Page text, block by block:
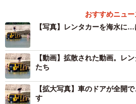
おすすめニュー
【写真】レンタカーを海水に
【動画】拡散された動画。レ
たち
【拡大写真】車のドアが全開
す